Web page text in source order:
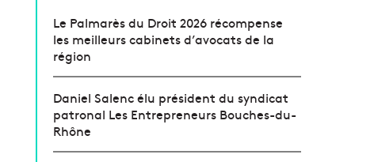
Le Palmarès du Droit 2026 récompense
les meilleurs cabinets d’avocats de la
région
Daniel Salenc élu président du syndicat
patronal Les Entrepreneurs Bouches-du-
Rhône